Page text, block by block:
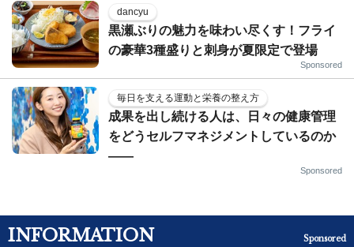
dancyu
黒瀬ぶりの魅力を味わい尽くす！フライ
の豪華3種盛りと刺身が夏限定で登場
Sponsored
毎日を支える運動と栄養の整え方
成果を出し続ける人は、日々の健康管理
をどうセルフマネジメントしているのか
——
Sponsored
INFORMATION Sponsored